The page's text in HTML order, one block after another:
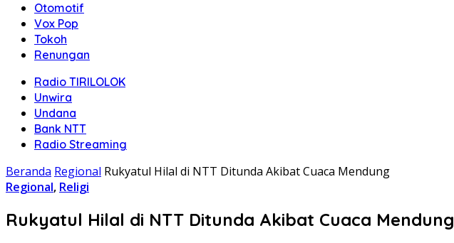
Otomotif
Vox Pop
Tokoh
Renungan
Radio TIRILOLOK
Unwira
Undana
Bank NTT
Radio Streaming
Beranda Regional Rukyatul Hilal di NTT Ditunda Akibat Cuaca Mendung
Regional, Religi
Rukyatul Hilal di NTT Ditunda Akibat Cuaca Mendung